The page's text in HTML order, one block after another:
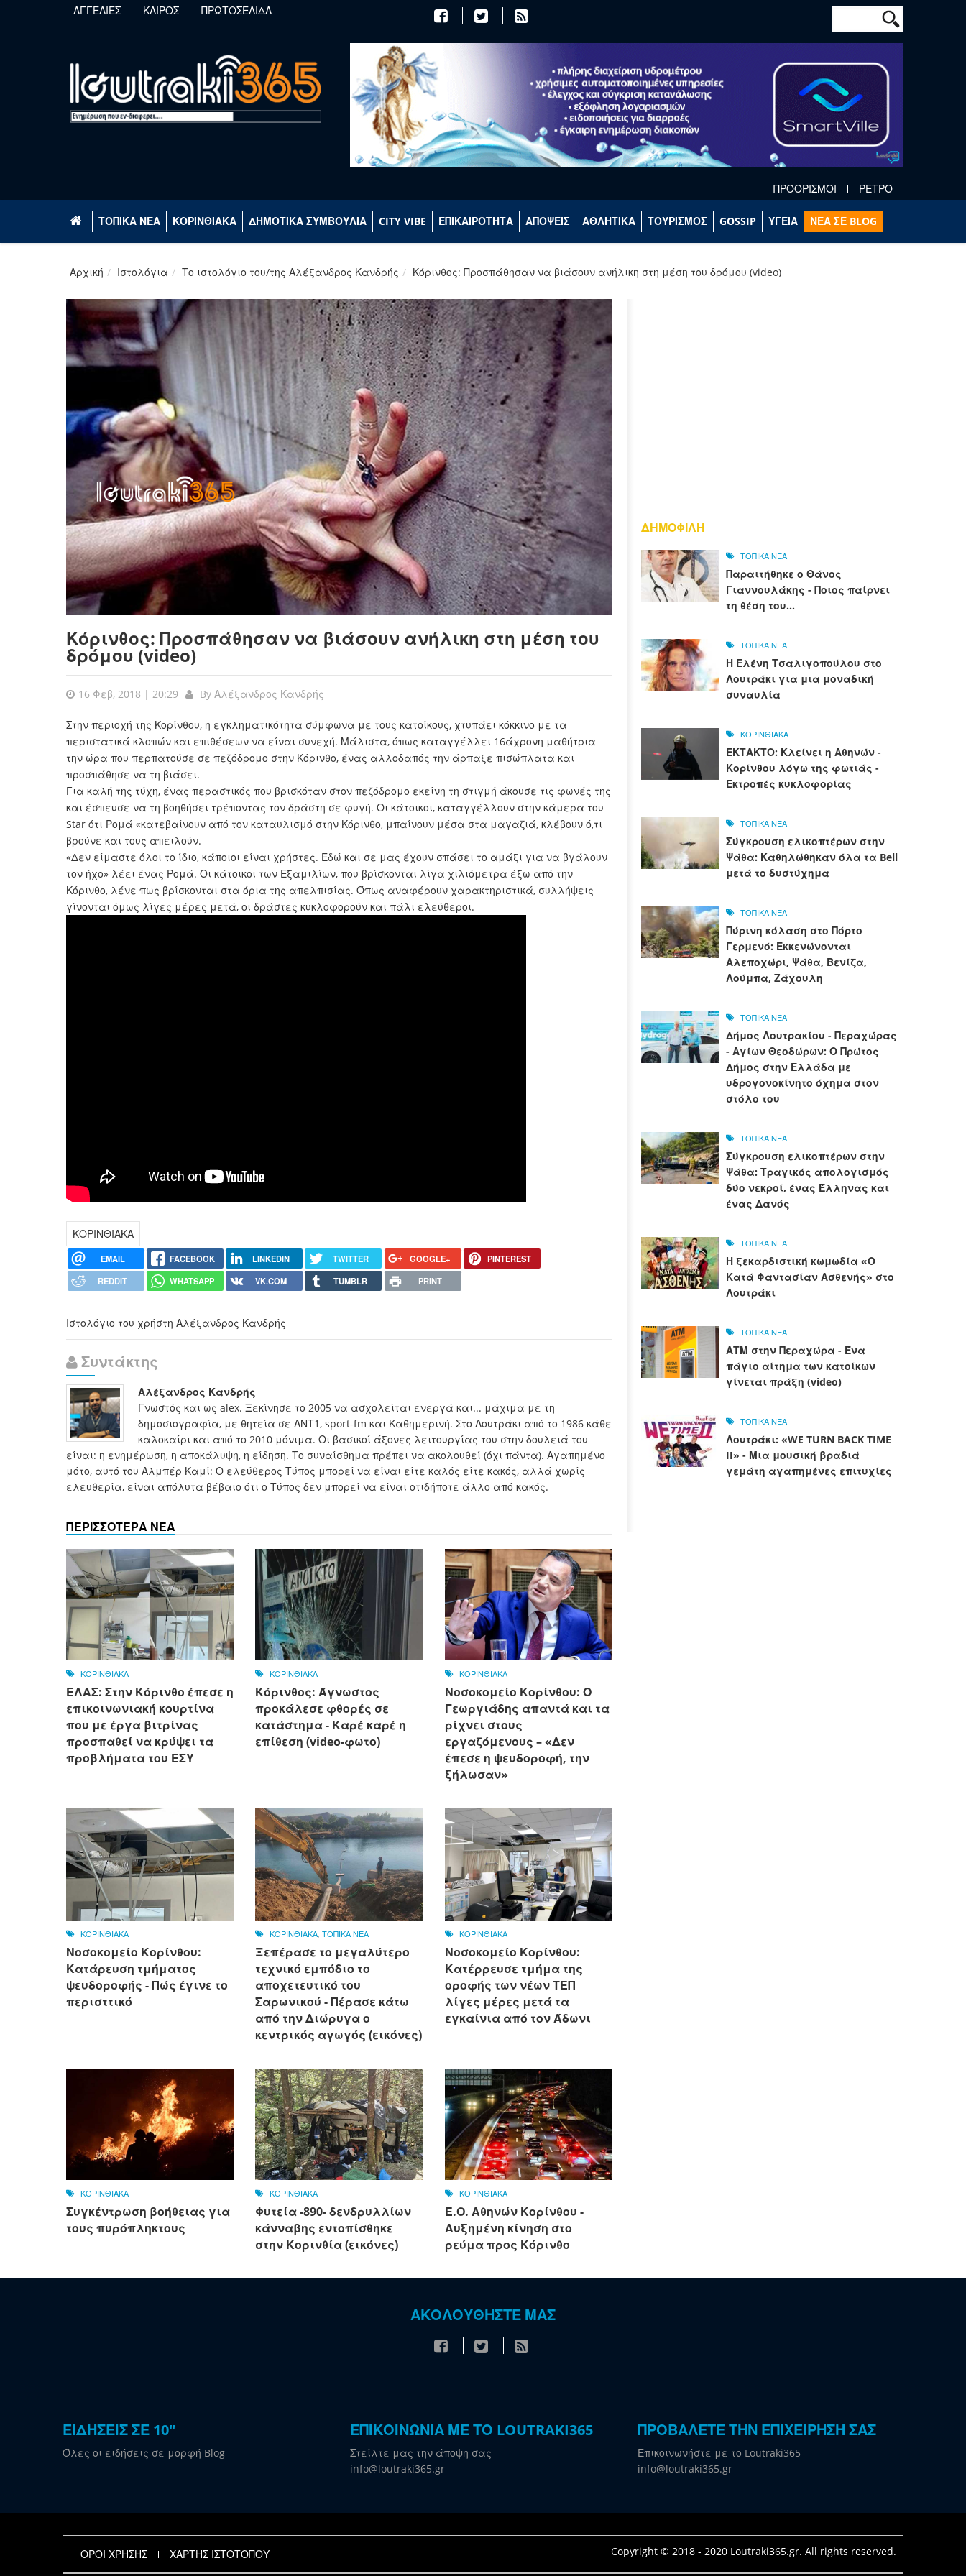
Παράκαμψη προς το κυρίως περιεχόμενο
ΑΓΓΕΛΙΕΣ ΚΑΙΡΟΣ ΠΡΩΤΟΣΕΛΙΔΑ Φόρμα
Αναζήτηση
ΠΡΟΟΡΙΣΜΟΙ ΡΕΤΡΟ
ΤΟΠΙΚΑ ΝΕΑ ΚΟΡΙΝΘΙΑΚΑ ΔΗΜΟΤΙΚΑ ΣΥΜΒΟΥΛΙΑ CITY VIBE ΕΠΙΚΑΙΡΟΤΗΤΑ ΑΠΟΨΕΙΣ ΑΘΛΗΤΙΚΑ ΤΟΥΡΙΣΜΟΣ GOSSIP ΥΓΕΙΑ ΝΕΑ ΣΕ BLOG
Αρχική Ιστολόγια Το ιστολόγιο του/της Αλέξανδρος Κανδρής Κόρινθος: Προσπάθησαν να βιάσουν ανήλικη στη μέση του δρόμου (video)
Κόρινθος: Προσπάθησαν να βιάσουν ανήλικη στη μέση του
δρόμου (video)
16 Φεβ, 2018 | 20:29 By Αλέξανδρος Κανδρής
Στην περιοχή της Κορίνθου, η εγκληματικότητα σύμφωνα με τους κατοίκους, χτυπάει κόκκινο με τα
περιστατικά κλοπών και επιθέσεων να είναι συνεχή. Μάλιστα, όπως καταγγέλλει 16άχρονη μαθήτρια
την ώρα που περπατούσε σε πεζόδρομο στην Κόρινθο, ένας αλλοδαπός την άρπαξε πισώπλατα και
προσπάθησε να τη βιάσει.
Για καλή της τύχη, ένας περαστικός που βρισκόταν στον πεζόδρομο εκείνη τη στιγμή άκουσε τις φωνές της
και έσπευσε να τη βοηθήσει τρέποντας τον δράστη σε φυγή. Οι κάτοικοι, καταγγέλλουν στην κάμερα του
Star ότι Ρομά «κατεβαίνουν από τον καταυλισμό στην Κόρινθο, μπαίνουν μέσα στα μαγαζιά, κλέβουν ό,τι
βρούνε και τους απειλούν.
«Δεν είμαστε όλοι το ίδιο, κάποιοι είναι χρήστες. Εδώ και σε μας έχουν σπάσει το αμάξι για να βγάλουν
τον ήχο» λέει ένας Ρομά. Οι κάτοικοι των Εξαμιλίων, που βρίσκονται λίγα χιλιόμετρα έξω από την
Κόρινθο, λένε πως βρίσκονται στα όρια της απελπισίας. Όπως αναφέρουν χαρακτηριστικά, συλλήψεις
γίνονται όμως λίγες μέρες μετά, οι δράστες κυκλοφορούν και πάλι ελεύθεροι.
ΚΟΡΙΝΘΙΑΚΑ
EMAIL FACEBOOK LINKEDIN TWITTER GOOGLE+
PINTEREST
REDDIT
WHATSAPP VK.COM TUMBLR PRINT
Ιστολόγιο του χρήστη Αλέξανδρος Κανδρής
Συντάκτης
Αλέξανδρος Κανδρής
Γνωστός και ως alex. Ξεκίνησε το 2005 να ασχολείται ενεργά και... μάχιμα με τη
δημοσιογραφία, με θητεία σε ΑΝΤ1, sport-fm και Καθημερινή. Στο Λουτράκι από το 1986 κάθε
καλοκαίρι και από το 2010 μόνιμα. Οι βασικοί άξονες λειτουργίας του στην δουλειά του
είναι: η ενημέρωση, η αποκάλυψη, η είδηση. Το συναίσθημα πρέπει να ακολουθεί (όχι πάντα). Αγαπημένο
μότο, αυτό του Αλμπέρ Καμί: Ο ελεύθερος Τύπος μπορεί να είναι είτε καλός είτε κακός, αλλά χωρίς
ελευθερία, είναι απόλυτα βέβαιο ότι ο Τύπος δεν μπορεί να είναι οτιδήποτε άλλο από κακός.
ΠΕΡΙΣΣΟΤΕΡΑ ΝΕΑ
ΚΟΡΙΝΘΙΑΚΑ
ΕΛΑΣ: Στην Κόρινθο έπεσε η
επικοινωνιακή κουρτίνα
που με έργα βιτρίνας
προσπαθεί να κρύψει τα
προβλήματα του ΕΣΥ
ΚΟΡΙΝΘΙΑΚΑ
Κόρινθος: Άγνωστος
προκάλεσε φθορές σε
κατάστημα - Καρέ καρέ η
επίθεση (video-φωτο)
ΚΟΡΙΝΘΙΑΚΑ
Νοσοκομείο Κορίνθου: Ο
Γεωργιάδης απαντά και τα
ρίχνει στους
εργαζόμενους – «Δεν
έπεσε η ψευδοροφή, την
ξήλωσαν»
ΚΟΡΙΝΘΙΑΚΑ
Νοσοκομείο Κορίνθου:
Κατάρευση τμήματος
ψευδοροφής - Πώς έγινε το
περισττικό
ΚΟΡΙΝΘΙΑΚΑ ,ΤΟΠΙΚΑ ΝΕΑ
Ξεπέρασε το μεγαλύτερο
τεχνικό εμπόδιο το
αποχετευτικό του
Σαρωνικού - Πέρασε κάτω
από την Διώρυγα ο
κεντρικός αγωγός (εικόνες)
ΚΟΡΙΝΘΙΑΚΑ
Νοσοκομείο Κορίνθου:
Κατέρρευσε τμήμα της
οροφής των νέων ΤΕΠ
λίγες μέρες μετά τα
εγκαίνια από τον Άδωνι
ΚΟΡΙΝΘΙΑΚΑ
Συγκέντρωση βοήθειας για
τους πυρόπληκτους
ΚΟΡΙΝΘΙΑΚΑ
Φυτεία -890- δενδρυλλίων
κάνναβης εντοπίσθηκε
στην Κορινθία (εικόνες)
ΚΟΡΙΝΘΙΑΚΑ
Ε.Ο. Αθηνών Κορίνθου -
Αυξημένη κίνηση στο
ρεύμα προς Κόρινθο
ΔΗΜΟΦΙΛΗ
ΤΟΠΙΚΑ ΝΕΑ
Παραιτήθηκε ο Θάνος
Γιαννουλάκης - Ποιος παίρνει
τη θέση του...
ΤΟΠΙΚΑ ΝΕΑ
Η Ελένη Τσαλιγοπούλου στο
Λουτράκι για μια μοναδική
συναυλία
ΚΟΡΙΝΘΙΑΚΑ
ΕΚΤΑΚΤΟ: Κλείνει η Αθηνών -
Κορίνθου λόγω της φωτιάς -
Εκτροπές κυκλοφορίας
ΤΟΠΙΚΑ ΝΕΑ
Σύγκρουση ελικοπτέρων στην
Ψάθα: Καθηλώθηκαν όλα τα Bell
μετά το δυστύχημα
ΤΟΠΙΚΑ ΝΕΑ
Πύρινη κόλαση στο Πόρτο
Γερμενό: Εκκενώνονται
Αλεποχώρι, Ψάθα, Βενίζα,
Λούμπα, Ζάχουλη
ΤΟΠΙΚΑ ΝΕΑ
Δήμος Λουτρακίου - Περαχώρας
- Αγίων Θεοδώρων: Ο Πρώτος
Δήμος στην Ελλάδα με
υδρογονοκίνητο όχημα στον
στόλο του
ΤΟΠΙΚΑ ΝΕΑ
Σύγκρουση ελικοπτέρων στην
Ψάθα: Τραγικός απολογισμός
δύο νεκροί, ένας Έλληνας και
ένας Δανός
ΤΟΠΙΚΑ ΝΕΑ
Η ξεκαρδιστική κωμωδία «Ο
Κατά Φαντασίαν Ασθενής» στο
Λουτράκι
ΤΟΠΙΚΑ ΝΕΑ
ΑΤΜ στην Περαχώρα - Ένα
πάγιο αίτημα των κατοίκων
γίνεται πράξη (video)
ΤΟΠΙΚΑ ΝΕΑ
Λουτράκι: «WE TURN BACK TIME
II» - Μια μουσική βραδιά
γεμάτη αγαπημένες επιτυχίες
ΑΚΟΛΟΥΘΗΣΤΕ ΜΑΣ
ΕΙΔΗΣΕΙΣ ΣΕ 10"
Όλες οι ειδήσεις σε μορφή Blog
ΕΠΙΚΟΙΝΩΝΙΑ ΜΕ ΤΟ LOUTRAKI365
Στείλτε μας την άποψη σας
info@loutraki365.gr
ΠΡΟΒΑΛΕΤΕ ΤΗΝ ΕΠΙΧΕΙΡΗΣΗ ΣΑΣ
Επικοινωνήστε με το Loutraki365
info@loutraki365.gr
ΟΡΟΙ ΧΡΗΣΗΣ ΧΑΡΤΗΣ ΙΣΤΟΤΟΠΟΥ Copyright © 2018 - 2020 Loutraki365.gr. All rights reserved.